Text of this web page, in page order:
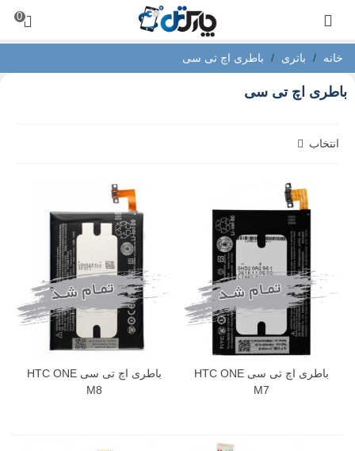
0
خانه / باتری / باطری اچ تی سی
باطری اچ تی سی
انتخاب
باطری اچ تی سی HTC ONE
M7
باطری اچ تی سی HTC ONE
M8